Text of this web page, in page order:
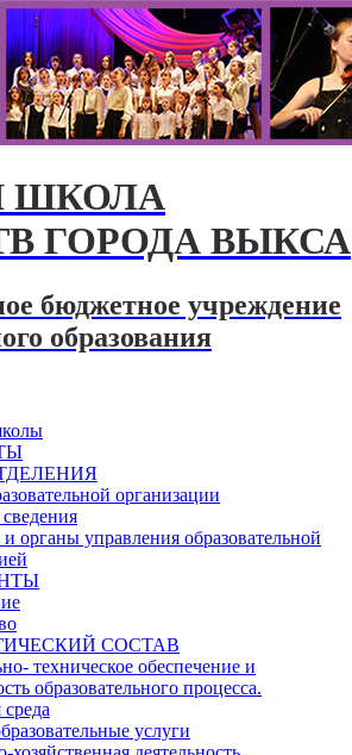
ШКОЛА
ГОРОДА ВЫКСА
бюджетное учреждение
образования
организации
органы управления образовательной
СОСТАВ
техническое обеспечение и
образовательного процесса.
услуги